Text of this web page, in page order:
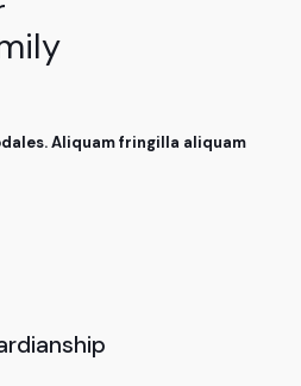
Aliquam fringilla aliquam